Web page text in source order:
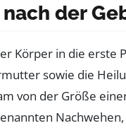
der
Körper in die erste
sowie die
von der Größe